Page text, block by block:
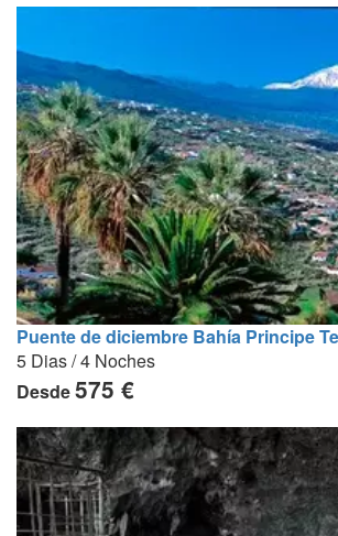
Puente de diciembre Bahía Principe
5 Dias / 4 Noches
Desde575 €